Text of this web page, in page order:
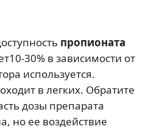
пропионата
30% в зависимости от
используется.
в легких. Обратите
дозы препарата
но ее воздействие